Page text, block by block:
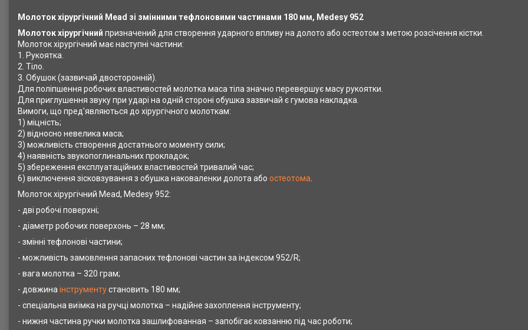
Молоток хірургічний Mead зі змінними тефлоновими частинами 180 мм, Medesy 952
Молоток хірургічний призначений для створення ударного впливу на долото або остеотом з метою розсічення кістки.
Молоток хірургічний має наступні частини:
1. Рукоятка.
2. Тіло.
3. Обушок (зазвичай двосторонній).
Для поліпшення робочих властивостей молотка маса тіла значно перевершує масу рукоятки.
Для приглушення звуку при ударі на одній стороні обушка зазвичай є гумова накладка.
Вимоги, що пред'являються до хірургічного молоткам:
1) міцність;
2) відносно невелика маса;
3) можливість створення достатнього моменту сили;
4) наявність звукопоглинальних прокладок;
5) збереження експлуатаційних властивостей тривалий час;
6) виключення зісковзування з обушка наковаленки долота або остеотома
Молоток хірургічний Mead, Medesy952:
- дві робочі поверхні;
- діаметр робочих поверхонь – 28 мм;
- змінні тефлонові частини;
- можливість замовлення запасних тефлонові частин за індексом 952/R;
- вага молотка – 320 грам;
- довжина інструментустановить 180 мм;
- спеціальна виїмка на ручці молотка – надійне захоплення інструменту;
- нижня частина ручки молотка зашлифованная – запобігає ковзанню під час роботи;